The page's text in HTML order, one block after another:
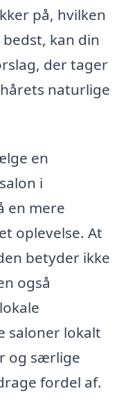
på, hvilken
kan din
der tager
naturlige
en
i
en mere
oplevelse. At
betyder ikke
også
saloner lokalt
og særlige
fordel af.